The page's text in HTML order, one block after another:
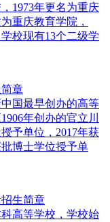
1973年更名为重庆
重庆教育学院，
校现有13个二级学
章
国最早创办的高等
年创办的官立川
予单位，2017年获
博士学位授予单
生简章
高等学校，学校始